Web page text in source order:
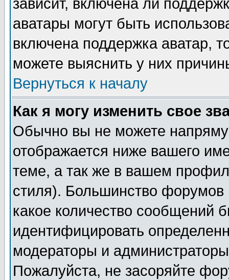
зависит, включена ли
аватары могут быть
включена поддержка аватар,
можете выяснить у них
Вернуться к началу
Как я могу изменить свое
Обычно вы не можете
отображается ниже вашего
теме, а так же в вашем
стиля). Большинство форумов
какое количество сообщений
идентифицировать
модераторы и
Пожалуйста, не засоряйте